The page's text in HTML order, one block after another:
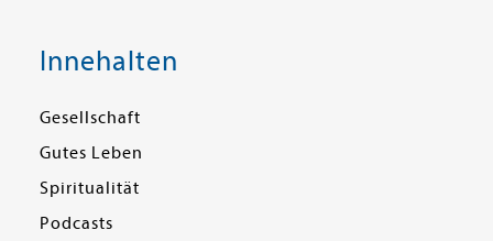
Innehalten
Gesellschaft
Gutes Leben
Spiritualität
Podcasts